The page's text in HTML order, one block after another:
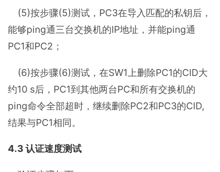
(5)按步骤(5)测试，PC3在导入匹配的私钥后，
能够ping通三台交换机的IP地址，并能ping通
PC1和PC2；
(6)按步骤(6)测试，在SW1上删除PC1的CID大
约10 s后，PC1到其他两台PC和所有交换机的
ping命令全部超时，继续删除PC2和PC3的CID,
结果与PC1相同。
4.3 认证速度测试